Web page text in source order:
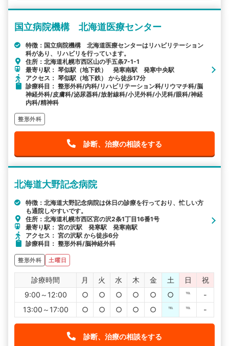
国立病院機構 北海道医療センター
特徴：国立病院機構 北海道医療センターはリハビリテーション
科があり、リハビリを行っています。
住所：北海道札幌市西区山の手五条7-1-1
最寄り駅： 琴似駅（地下鉄） 発寒南駅 発寒中央駅
アクセス： 琴似駅（地下鉄） から徒歩17分
診療科目： 整形外科/内科/リハビリテーション科/リウマチ科/脳
神経外科/皮膚科/泌尿器科/放射線科/小児外科/小児科/眼科/神経
内科/精神科
整形外科
診断、治療の相談をする
北海道大野記念病院
特徴：北海道大野記念病院は休日の診療を行っており、忙しい方
も通院しやすいです。
住所：北海道札幌市西区宮の沢2条1丁目16番1号
最寄り駅： 宮の沢駅 発寒駅 発寒南駅
アクセス： 宮の沢駅 から徒歩6分
診療科目： 整形外科/脳神経外科
整形外科 土曜日
診療時間 月 火 水 木 金 土 日
祝
9:00～12:00
○ ○ ○ ○ ○ ○ ℡
-
13:00～17:00
○ ○ ○ ○ ○ ℡ ℡ -
診断、治療の相談をする